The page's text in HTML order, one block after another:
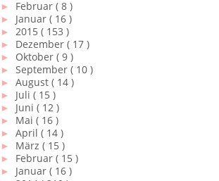
► Februar ( 8 )
► Januar ( 16 )
► 2015 ( 153 )
► Dezember ( 17 )
► Oktober ( 9 )
► September ( 10 )
► August ( 14 )
► Juli ( 15 )
► Juni ( 12 )
► Mai ( 16 )
► April ( 14 )
► März ( 15 )
► Februar ( 15 )
► Januar ( 16 )